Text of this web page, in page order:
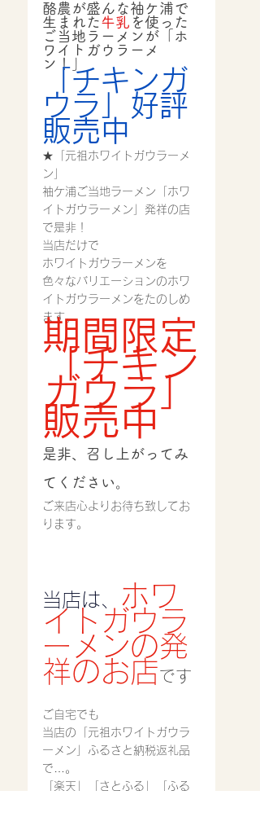
酪農が盛んな袖ケ浦で
生まれた牛乳 を使った
ご当地ラーメンが「ホ
ワイトガウラーメ
ン！」
「チキンガ
ウラ」好評
販売中
★「元祖ホワイトガウラーメ
ン」
袖ケ浦ご当地ラーメン「ホワ
イトガウラーメン」発祥の店
で是非！
当店だけで
ホワイトガウラーメンを
色々なバリエーションのホワ
イトガウラーメンをたのしめ
ます。
期間限定
「チキン
ガウラ」
販売中
是非、召し上がってみ
てください。
ご来店心よりお待ち致してお
ります。
当店は、
ホワ
イトガウラ
ーメンの発
祥のお店です
ご自宅でも
当店の「元祖ホワイトガウラ
ーメン」ふるさと納税返礼品
で…。
「楽天」「さとふる」「ふる